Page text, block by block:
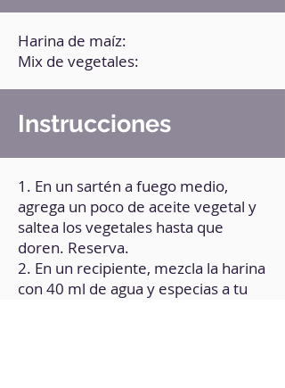
Harina de maíz:
Mix de vegetales:
Instrucciones
1. En un sartén a fuego medio,
agrega un poco de aceite vegetal y
saltea los vegetales hasta que
doren. Reserva.
2. En un recipiente, mezcla la harina
con 40 ml de agua y especias a tu